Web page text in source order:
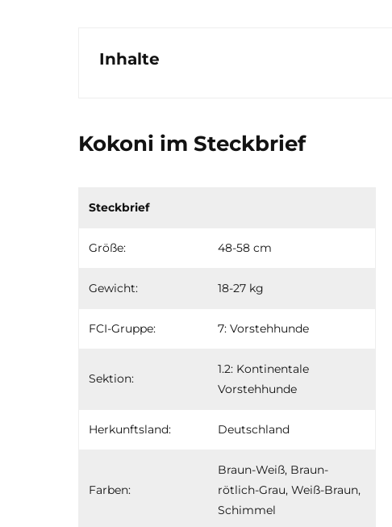
Inhalte
Kokoni im Steckbrief
Steckbrief
Größe: 48-58 cm
Gewicht: 18-27 kg
FCI-Gruppe: 7: Vorstehhunde
Sektion:
1.2: Kontinentale
Vorstehhunde
Herkunftsland: Deutschland
Farben:
Braun-Weiß, Braun-
rötlich-Grau, Weiß-Braun,
Schimmel